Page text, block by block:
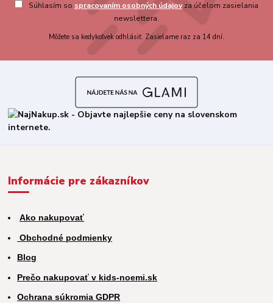
Súhlasím so spracovaním osobných údajovza účelom zasielania
newslettera.
Môžete sa kedykoľvek odhlásiť. Zasielame raz za 14 dní.
Informácie pre zákazníkov
Ako nakupovať
Obchodné podmienky
Blog
Prečo nakupovať v kids-noemi.sk
Ochrana súkromia GDPR